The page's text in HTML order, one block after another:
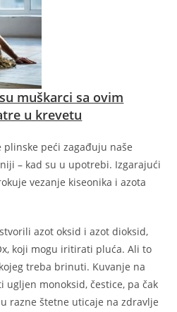
muškarci sa ovim
u krevetu
plinske peći zagađuju naše
– kad su u upotrebi. Izgarajući
vezanje kiseonika i azota
azot oksid i azot dioksid,
koji mogu iritirati pluća. Ali to
treba brinuti. Kuvanje na
ugljen monoksid, čestice, pa čak
razne štetne uticaje na zdravlje